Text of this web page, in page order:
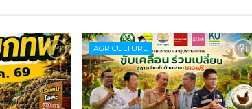
AGRICULTURE